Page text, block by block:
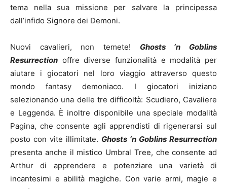
tema nella sua missione per salvare la principessa
dall’infido Signore dei Demoni.
Nuovi cavalieri, non temete! Ghosts ‘n Goblins
Resurrection offre diverse funzionalità e modalità per
aiutare i giocatori nel loro viaggio attraverso questo
mondo fantasy demoniaco. I giocatori iniziano
selezionando una delle tre difficoltà: Scudiero, Cavaliere
e Leggenda. È inoltre disponibile una speciale modalità
Pagina, che consente agli apprendisti di rigenerarsi sul
posto con vite illimitate. Ghosts ‘n Goblins Resurrection
presenta anche il mistico Umbral Tree, che consente ad
Arthur di apprendere e potenziare una varietà di
incantesimi e abilità magiche. Con varie armi, magie e